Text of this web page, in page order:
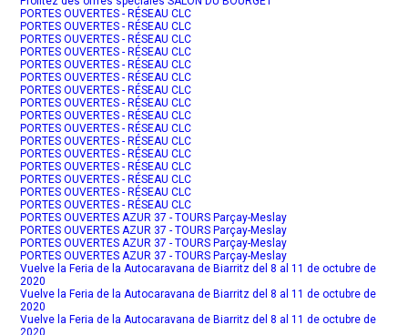
PORTES OUVERTES - RÉSEAU CLC
PORTES OUVERTES - RÉSEAU CLC
PORTES OUVERTES - RÉSEAU CLC
PORTES OUVERTES - RÉSEAU CLC
PORTES OUVERTES - RÉSEAU CLC
PORTES OUVERTES - RÉSEAU CLC
PORTES OUVERTES - RÉSEAU CLC
PORTES OUVERTES - RÉSEAU CLC
PORTES OUVERTES - RÉSEAU CLC
PORTES OUVERTES - RÉSEAU CLC
PORTES OUVERTES - RÉSEAU CLC
PORTES OUVERTES - RÉSEAU CLC
PORTES OUVERTES - RÉSEAU CLC
PORTES OUVERTES - RÉSEAU CLC
PORTES OUVERTES - RÉSEAU CLC
PORTES OUVERTES - RÉSEAU CLC
PORTES OUVERTES AZUR 37 - TOURS Parçay-Meslay
PORTES OUVERTES AZUR 37 - TOURS Parçay-Meslay
PORTES OUVERTES AZUR 37 - TOURS Parçay-Meslay
PORTES OUVERTES AZUR 37 - TOURS Parçay-Meslay
Vuelve la Feria de la Autocaravana de Biarritz del 8 al 11 de octubre de
2020
Vuelve la Feria de la Autocaravana de Biarritz del 8 al 11 de octubre de
2020
Vuelve la Feria de la Autocaravana de Biarritz del 8 al 11 de octubre de
2020